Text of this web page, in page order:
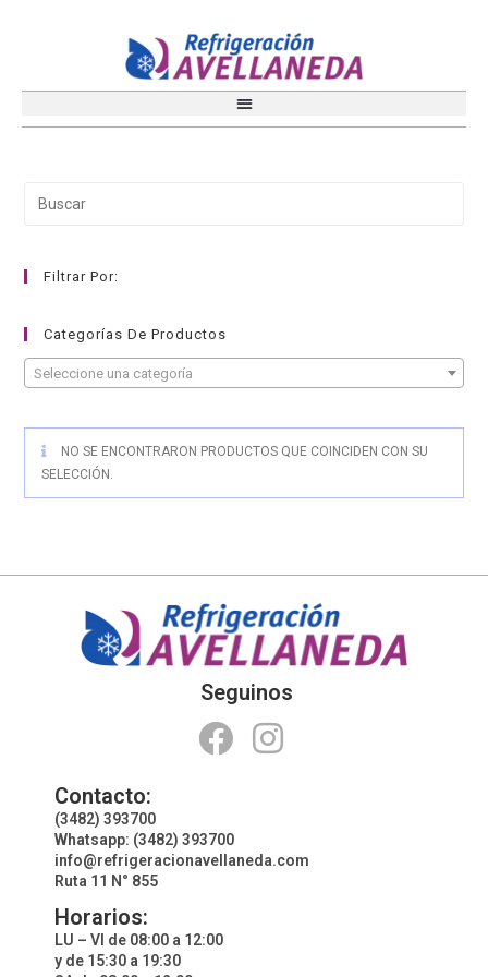
Filtrar Por:
Categorías De Productos
Seleccione una categoría
NO SE ENCONTRARON PRODUCTOS QUE COINCIDEN CON SU
SELECCIÓN.
Seguinos
Contacto:
(3482) 393700
Whatsapp: (3482) 393700
info@refrigeracionavellaneda.com
Ruta 11 N° 855
Horarios:
LU – VI de 08:00 a 12:00
y de 15:30 a 19:30